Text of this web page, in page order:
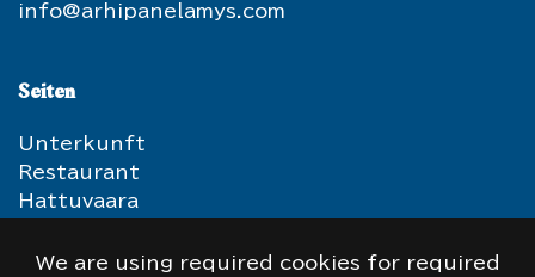
We are using required cookies for required
info@arhipanelamys.com
Seiten
Unterkunft
Restaurant
Hattuvaara
Für Gruppen